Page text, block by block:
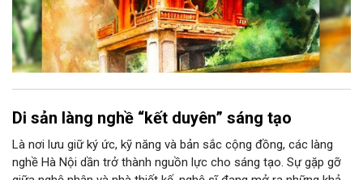
Di sản làng nghề “kết duyên” sáng tạo
Là nơi lưu giữ ký ức, kỹ năng và bản sắc cộng đồng, các làng
nghề Hà Nội dần trở thành nguồn lực cho sáng tạo. Sự gặp gỡ